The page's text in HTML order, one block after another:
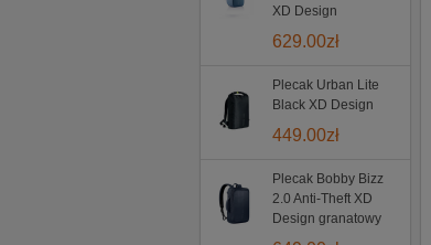
XD Design
629.00zł
Plecak Urban Lite
Black XD Design
449.00zł
Plecak Bobby Bizz
2.0 Anti-Theft XD
Design granatowy